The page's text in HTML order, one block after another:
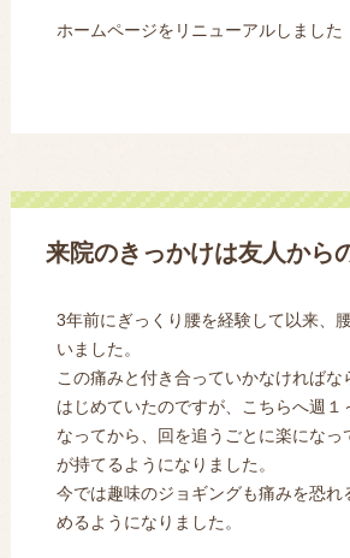
ホームページをリニューアルしました
来院のきっかけは友人から
3年前にぎっくり腰を経験して以来、
いました。
この痛みと付き合っていかなければな
はじめていたのですが、こちらへ週１
なってから、回を追うごとに楽になっ
が持てるようになりました。
今では趣味のジョギングも痛みを恐れ
めるようになりました。